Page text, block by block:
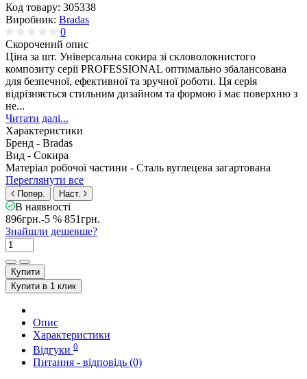
Код товару: 305338
Виробник: Bradas
0
Скорочений опис
Ціна за шт. Універсальна сокира зі скловолокнистого
композиту серії PROFESSIONAL оптимально збалансована
для безпечної, ефективної та зручної роботи. Ця серія
відрізняється стильним дизайном та формою і має поверхню з
не...
Читати далі...
Характеристики
Бренд - Bradas
Вид - Сокира
Матеріал робочої частини - Сталь вуглецева загартована
Переглянути все
Попер. Наст.
В наявності
896грн.-5 % 851грн.
Знайшли дешевше?
Купити
Купити в 1 клик
Опис
Характеристики
Відгуки 0
Питання - відповідь (0)